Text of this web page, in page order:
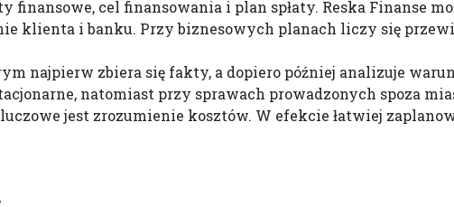
cel finansowania i plan spłaty. Reska Finanse
klienta i banku. Przy biznesowych planach liczy się
najpierw zbiera się fakty, a dopiero później analizuje
natomiast przy sprawach prowadzonych spoza
jest zrozumienie kosztów. W efekcie łatwiej